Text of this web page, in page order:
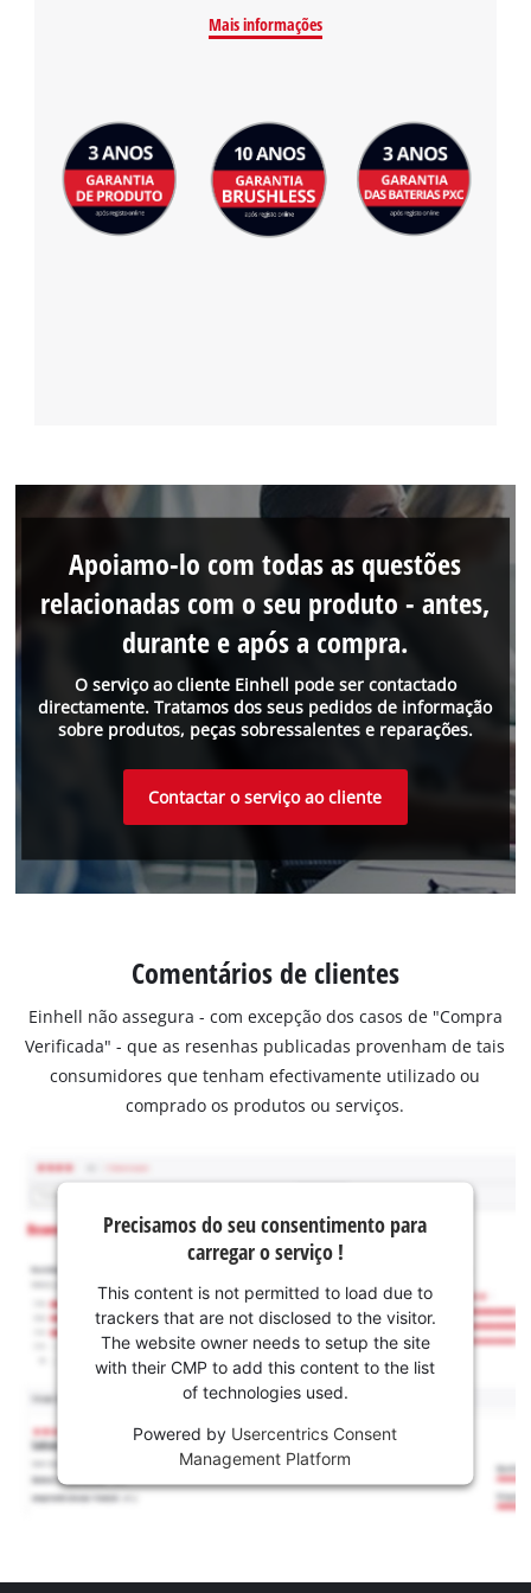
Mais informações
O serviço ao cliente Einhell pode ser contactado
directamente. Tratamos dos seus pedidos de informação
sobre produtos, peças sobressalentes e reparações.
Apoiamo-lo com todas as questões
relacionadas com o seu produto - antes,
durante e após a compra.
Contactar o serviço ao cliente
Comentários de clientes
Einhell não assegura - com excepção dos casos de "Compra
Verificada" - que as resenhas publicadas provenham de tais
consumidores que tenham efectivamente utilizado ou
comprado os produtos ou serviços.
Precisamos do seu consentimento para
carregar o serviço !
This content is not permitted to load due to
trackers that are not disclosed to the visitor.
The website owner needs to setup the site
with their CMP to add this content to the list
of technologies used.
Powered by Usercentrics Consent
Management Platform